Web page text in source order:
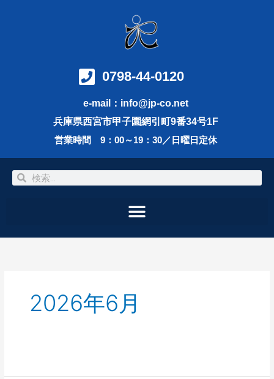
0798-44-0120
e-mail：info@jp-co.net
兵庫県西宮市甲子園網引町9番34号1F
営業時間 9：00～19：30／日曜日定休
検
索
検
索
2026年6月